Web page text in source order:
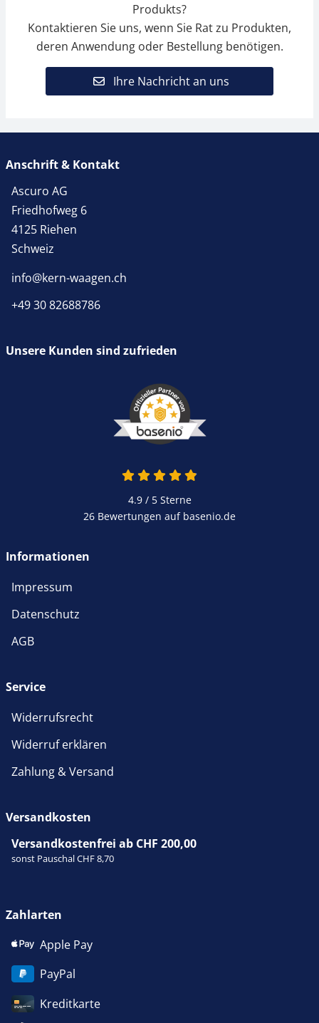
Produkts?
Kontaktieren Sie uns, wenn Sie Rat zu Produkten,
deren Anwendung oder Bestellung benötigen.
Ihre Nachricht an uns
Anschrift & Kontakt
Ascuro AG
Friedhofweg 6
4125 Riehen
Schweiz
info@kern-waagen.ch
+49 30 82688786
Unsere Kunden sind zufrieden
4.9 von 5
4.9 / 5Sterne
26 Bewertungen auf basenio.de
Informationen
Impressum
Datenschutz
AGB
Service
Widerrufsrecht
Widerruf erklären
Zahlung & Versand
Versandkosten
Versandkostenfrei ab CHF 200,00
sonst Pauschal CHF 8,70
Zahlarten
Apple Pay
PayPal
Kreditkarte